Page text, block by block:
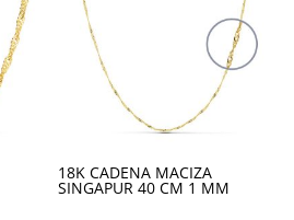
18K CADENA MACIZA
SINGAPUR 40 CM 1 MM